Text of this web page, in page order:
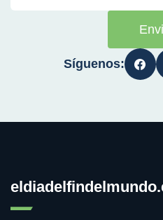
Síguenos: